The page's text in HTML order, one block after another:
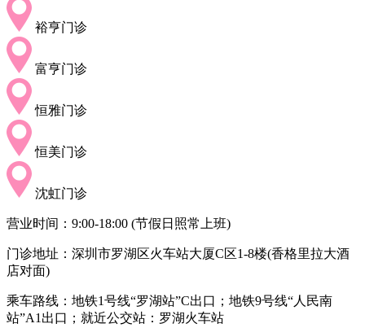
裕亨门诊
富亨门诊
恒雅门诊
恒美门诊
沈虹门诊
营业时间：9:00-18:00 (节假日照常上班)
门诊地址：深圳市罗湖区火车站大厦C区1-8楼(香格里拉大酒
店对面)
乘车路线：地铁1号线“罗湖站”C出口；地铁9号线“人民南
站”A1出口；就近公交站：罗湖火车站